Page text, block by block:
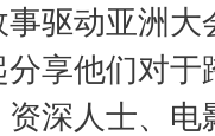
驱动亚洲
享他们对
深人士、